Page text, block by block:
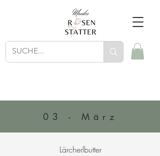
03 - März
Lärcherlbutter